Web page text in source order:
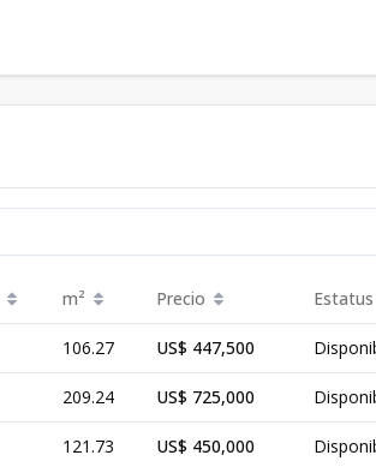
m² Precio Estatus
106.27 US$ 447,500
209.24 US$ 725,000
121.73 US$ 450,000